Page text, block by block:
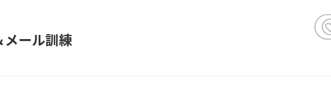
ール訓練